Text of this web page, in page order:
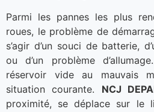
Parmi les pannes les plus
roues, le problème de
s’agir d’un souci de batterie,
ou d’un problème
réservoir vide au mauvais
situation courante. NCJ
proximité, se déplace sur le